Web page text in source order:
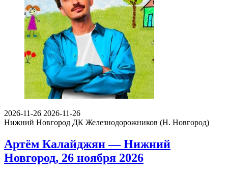
2026-11-26 2026-11-26
Нижний Новгород ДК Железнодорожников (Н. Новгород)
Артём Калайджян — Нижний
Новгород, 26 ноября 2026